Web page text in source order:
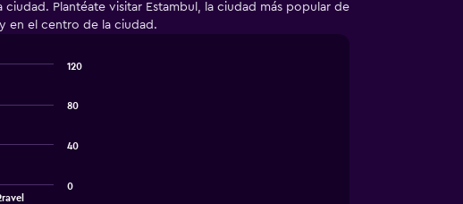
Plantéate visitar Estambul, la ciudad más popular de
en el centro de la ciudad.
0
40
80
120